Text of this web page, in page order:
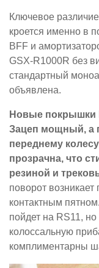
Ключевое
кроется именно в
BFF и
GSX-R1000R без
стандартный
объявлена.
Новые покрышки
Зацеп мощный, а
переднему
прозрачна, что
резиной и
поворот
контактным
пойдет на RS11,
колоссальную
комплиментарны